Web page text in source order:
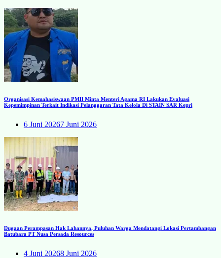
Organisasi Kemahasiswaan PMII Minta Menteri Agama RI Lakukan Evaluasi
Kepemimpinan Terkait Indikasi Pelanggaran Tata Kelola Di STAIN SAR Kepri
6 Juni 20267 Juni 2026
Dugaan Perampasan Hak Lahannya, Puluhan Warga Mendatangi Lokasi Pertambangan
Batubara PT Nusa Persada Resources
4 Juni 20268 Juni 2026